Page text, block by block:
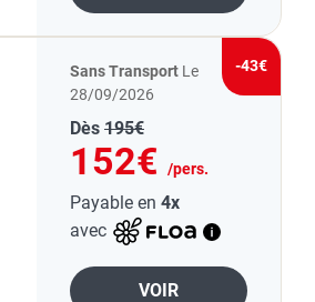
Sans Transport Le
28/09/2026
Dès 195€
152€ /pers.
-43€
Payable en 4x
avec
VOIR